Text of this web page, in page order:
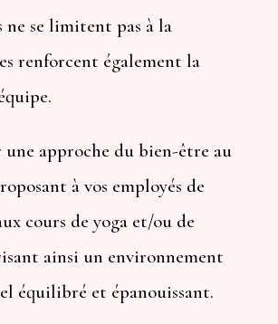
ne se limitent pas à la
renforcent également la
approche du bien-être au
à vos employés de
cours de yoga et/ou de
ainsi un environnement
équilibré et épanouissant.